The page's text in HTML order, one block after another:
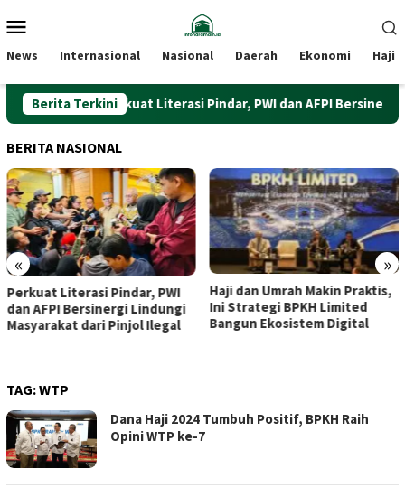
ke
Mobile
News Internasional Nasional Daerah Ekonomi Haji
Berita Terkini
Perkuat Literasi Pindar, PWI dan AFPI Bersinergi
BERITA NASIONAL
« »
Haji dan Umrah Makin Praktis,
Ini Strategi BPKH Limited
Bangun Ekosistem Digital
Dari Beringharjo hingga
Bekalista, Dua Kunjungan
Purbaya yang Disambut
TAG:WTP
Dana Haji 2024 Tumbuh Positif, BPKH Raih
Opini WTP ke-7